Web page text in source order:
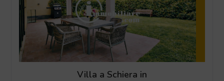
Villa a Schiera in